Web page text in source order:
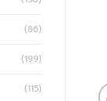
(86)
(199)
(115)